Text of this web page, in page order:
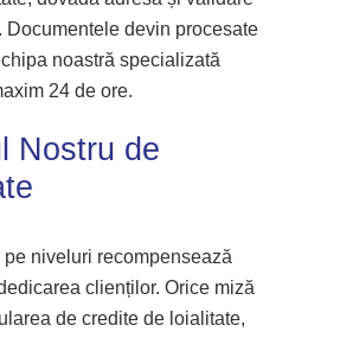
Documentele devin procesate
noastră specializată
24 de ore.
Nostru de
niveluri recompensează
clienților. Orice miză
de credite de loialitate,